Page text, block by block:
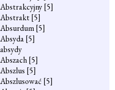
Abstrakcyjny[5]
Abstrakt[5]
Absurdum[5]
Absyda[5]
absydy
Abszach[5]
Abszlus [5]
Abszlusować [5]